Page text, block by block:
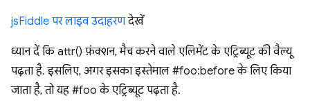
jsFiddle पर लाइव उदाहरणदेखें
ध्यान दें कि attr() फ़ंक्शन, मैच करने वाले एलिमेंट के एट्रिब्यूट की वैल्यू
पढ़ता है. इसलिए, अगर इसका इस्तेमाल #foo:before के लिए किया
जाता है, तो यह #foo के एट्रिब्यूट पढ़ता है.